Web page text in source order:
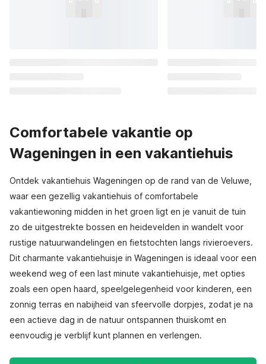
Comfortabele vakantie op
Wageningen in een vakantiehuis
Ontdek vakantiehuis Wageningen op de rand van de Veluwe,
waar een gezellig vakantiehuis of comfortabele
vakantiewoning midden in het groen ligt en je vanuit de tuin
zo de uitgestrekte bossen en heidevelden in wandelt voor
rustige natuurwandelingen en fietstochten langs rivieroevers.
Dit charmante vakantiehuisje in Wageningen is ideaal voor een
weekend weg of een last minute vakantiehuisje, met opties
zoals een open haard, speelgelegenheid voor kinderen, een
zonnig terras en nabijheid van sfeervolle dorpjes, zodat je na
een actieve dag in de natuur ontspannen thuiskomt en
eenvoudig je verblijf kunt plannen en verlengen.